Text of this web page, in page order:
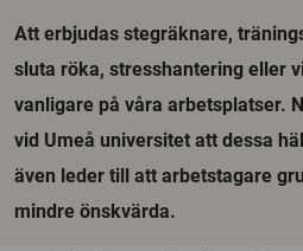
Att erbjudas stegräknare,
sluta röka, stresshantering eller
vanligare på våra arbetsplatser.
vid Umeå universitet att dessa
även leder till att arbetstagare
mindre önskvärda.